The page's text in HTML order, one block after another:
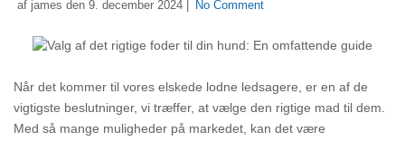
af james den 9. december 2024 | No Comment
Når det kommer til vores elskede lodne ledsagere, er en af de
vigtigste beslutninger, vi træffer, at vælge den rigtige mad til dem.
Med så mange muligheder på markedet, kan det være